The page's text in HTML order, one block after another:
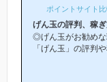
ポイントサイト
げん玉の評判、稼
◎げん玉がお勧めな
「げん玉」の評判